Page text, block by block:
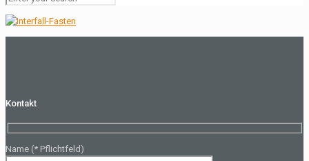
Kontakt
Name (* Pflichtfeld)